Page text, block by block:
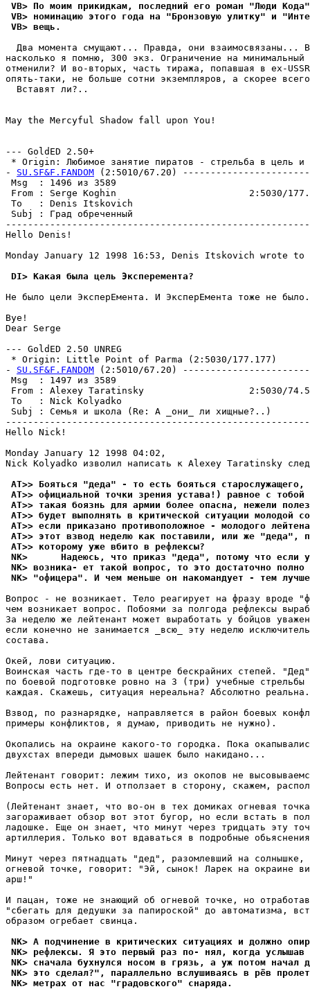
VB> По моим прикидкам, последний его роман "Люди
VB> номинацию этого года на "Бронзовую улитку" и
VB> вещь.
Два момента смущают... Правда, они взаимосвязаны...
насколько я помню, 300 экз. Ограничение на минимальный
отменили? И во-вторых, часть тиража, попавшая в ex-
опять-таки, не больше сотни экземпляров, а скорее
  Вставят ли?..
May the Mercyful Shadow fall upon You!
--- GoldED 2.50+
* Origin: Любимое занятие пиратов - стрельба в цель
- SU.SF&F.FANDOM (2:5010/67.20)
Msg  : 1496
From : Serge Koghin                        2:5030/
To   : Denis Itskovich
Subj : Град
Hello Denis!
Monday January 12 1998 16:53, Denis Itskovich wrote to
DI> Какая была цель Эксперемента?
Не было цели ЭксперЕмента. И ЭксперЕмента тоже не было.
Bye!
Dear Serge
--- GoldED 2.50 UNREG
* Origin: Little Point of Parma (2:5030/177.177)
- SU.SF&F.FANDOM (2:5010/67.20)
Msg  : 1497
From : Alexey Taratinsky                   2:5030/
To   : Nick Kolyadko
Subj : Семья и школа (Re: А
Hello Nick!
Monday January 12 1998 04:02,
Nick Kolyadko изволил написать к Alexey Taratinsky
AT>> Бояться "деда" - то есть бояться старослужащего,
AT>> официальной точки зрения устава!) равное с
AT>> такая боязнь для армии более опасна, нежели
AT>> будет выполнять в критической ситуации молодой
AT>> если приказано противоположное - молодого
AT>> этот взвод неделю как поставили, или же "деда",
AT>> которому уже вбито в рефлексы?
NK>      Надеюсь, что приказ "деда", потому что если
NK> возника- ет такой вопрос, то это достаточно
NK> "офицера". И чем меньше он накомандует - тем
Вопрос - не возникает. Тело реагирует на фразу вроде
чем возникает вопрос. Побоями за полгода рефлексы
За неделю же лейтенант может выработать у бойцов
если конечно не занимается _всю_ эту неделю
состава.
Окей, лови ситуацию.
Воинская часть где-то в центре бескрайних степей.
по боевой подготовке ровно на 3 (три) учебные
каждая. Скажешь, ситуация нереальна? Абсолютно реальна.
Взвод, по разнарядке, направляется в район боевых
примеры конфликтов, я думаю, приводить не нужно).
Окопались на окраине какого-то городка. Пока
двухстах впереди дымовых шашек было накидано...
Лейтенант говорит: лежим тихо, из окопов не
Вопросы есть нет. И отползает в сторону, скажем,
(Лейтенант знает, что во-он в тех домиках огневая
загораживает обзор вот этот бугор, но если встать в
ладошке. Еще он знает, что минут через тридцать эту
артиллерия. Только вот вдаваться в подробные
Минут через пятнадцать "дед", разомлевший на
огневой точке, говорит: "Эй, сынок! Ларек на окраине
арш!"
И пацан, тоже не знающий об огневой точке, но
"сбегать для дедушки за папироской" до автоматизма,
образом огребает свинца.
NK> А подчинение в критических ситуациях и должно
NK> рефлексы. Я это первый раз по- нял, когда услышав
NK> сначала бухнулся носом в грязь, а уж потом начал
NK> это сделал?", параллельно вслушиваясь в рёв
NK> метрах от нас "градовского" снаряда.